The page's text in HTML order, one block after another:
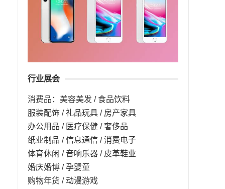
行业展会
消费品：美容美发 / 食品饮料
服装配饰 / 礼品玩具 / 房产家具
办公用品 / 医疗保健 / 奢侈品
纸业制品 / 信息通信 / 消费电子
体育休闲 / 音响乐器 / 皮革鞋业
婚庆婚博 / 孕婴童
购物年货 / 动漫游戏